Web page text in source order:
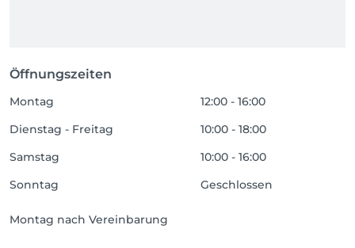
Öffnungszeiten
Montag
12:00 - 16:00
Dienstag - Freitag
10:00 - 18:00
Samstag
10:00 - 16:00
Sonntag
Geschlossen
Montag nach Vereinbarung